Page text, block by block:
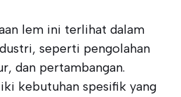
lem ini terlihat dalam
seperti pengolahan
dan pertambangan.
kebutuhan spesifik yang